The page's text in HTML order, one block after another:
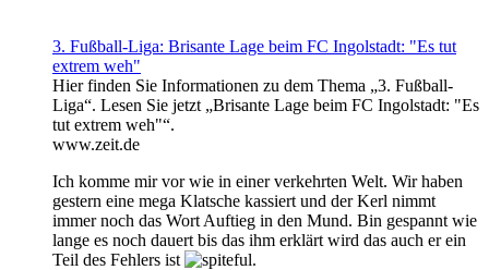
3. Fußball-Liga: Brisante Lage beim FC Ingolstadt: "Es tut
extrem weh"
Hier finden Sie Informationen zu dem Thema „3. Fußball-
Liga“. Lesen Sie jetzt „Brisante Lage beim FC Ingolstadt: "Es
tut extrem weh"“.
www.zeit.de
Ich komme mir vor wie in einer verkehrten Welt. Wir haben
gestern eine mega Klatsche kassiert und der Kerl nimmt
immer noch das Wort Auftieg in den Mund. Bin gespannt wie
lange es noch dauert bis das ihm erklärt wird das auch er ein
Teil des Fehlers ist
.